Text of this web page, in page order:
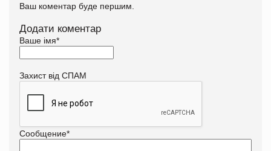
Ваш коментар буде першим.
Додати коментар
Ваше імя*
Захист від СПАМ
Сообщение*